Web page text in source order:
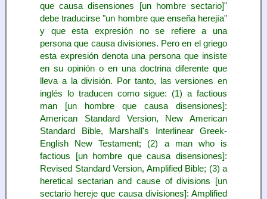
que causa disensiones [un hombre sectario]"
debe traducirse "un hombre que enseña herejía"
y que esta expresión no se refiere a una
persona que causa divisiones. Pero en el griego
esta expresión denota una persona que insiste
en su opinión o en una doctrina diferente que
lleva a la división. Por tanto, las versiones en
inglés lo traducen como sigue: (1) a factious
man [un hombre que causa disensiones]:
American Standard Version, New American
Standard Bible, Marshall's Interlinear Greek-
English New Testament; (2) a man who is
factious [un hombre que causa disensiones]:
Revised Standard Version, Amplified Bible; (3) a
heretical sectarian and cause of divisions [un
sectario hereje que causa divisiones]: Amplified